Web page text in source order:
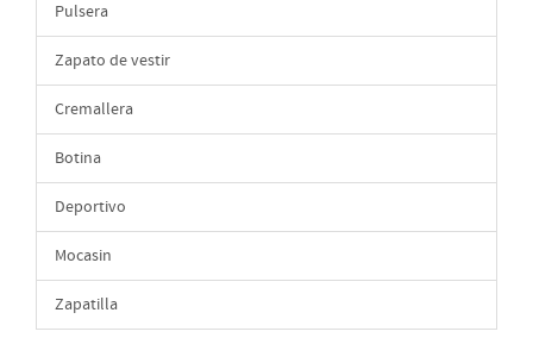
Pulsera
Zapato de vestir
Cremallera
Botina
Deportivo
Mocasin
Zapatilla